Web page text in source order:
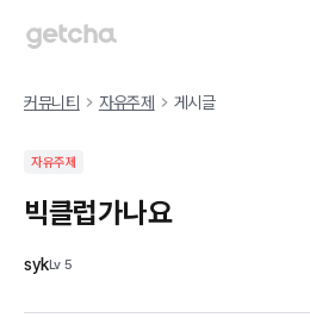
커뮤니티 자유주제 게시글
자유주제
빅클럽가나요
sykLv5